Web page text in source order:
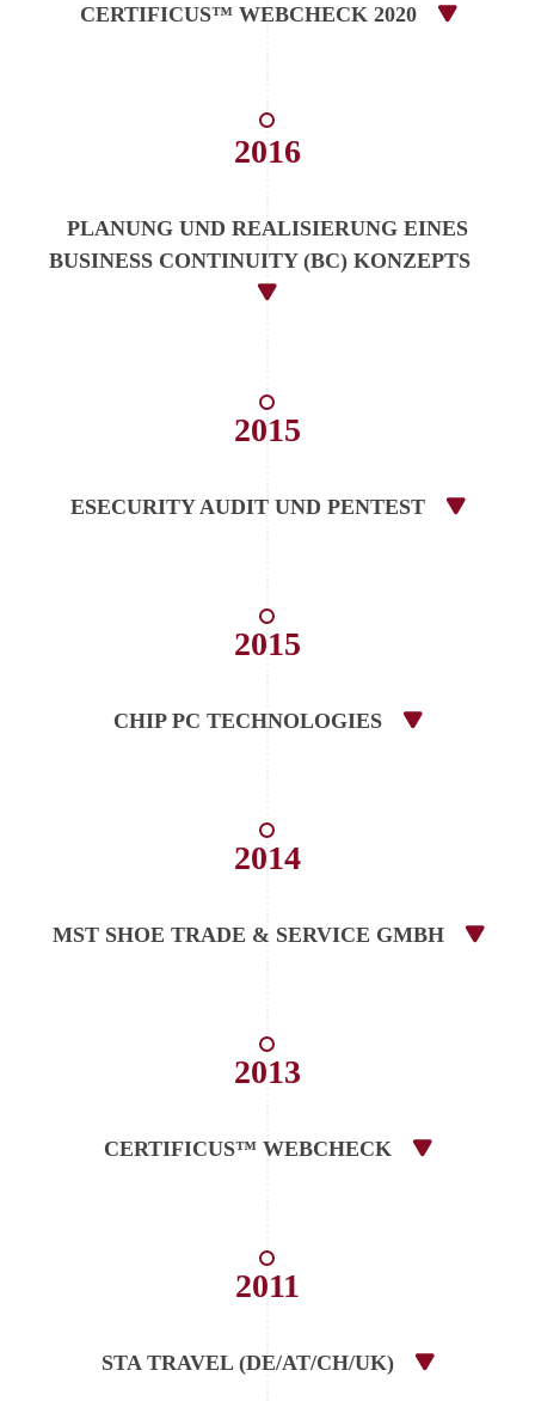
CERTIFICUS™ WEBCHECK 2020
2016
PLANUNG UND REALISIERUNG EINES
BUSINESS CONTINUITY (BC) KONZEPTS
2015
ESECURITY AUDIT UND PENTEST
2015
CHIP PC TECHNOLOGIES
2014
MST SHOE TRADE & SERVICE GMBH
2013
CERTIFICUS™ WEBCHECK
2011
STA TRAVEL (DE/AT/CH/UK)